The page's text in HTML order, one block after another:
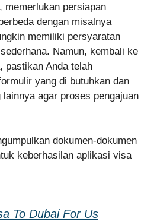
memerlukan persiapan
dengan misalnya
memiliki persyaratan
Namun, kembali ke
pastikan Anda telah
yang di butuhkan dan
agar proses pengajuan
dokumen-dokumen
keberhasilan aplikasi visa
To Dubai For Us